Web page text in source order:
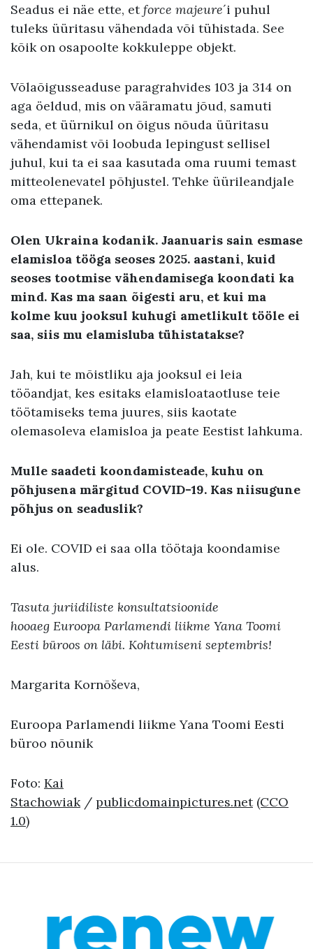
Seadus ei näe ette, etforce majeure´i puhul
tuleks üüritasu vähendada või tühistada. See
kõik on osapoolte kokkuleppe objekt.
Võlaõigusseaduse paragrahvides 103 ja 314 on
aga öeldud, mis on vääramatu jõud, samuti
seda, et üürnikul on õigus nõuda üüritasu
vähendamist või loobuda lepingust sellisel
juhul, kui ta ei saa kasutada oma ruumi temast
mitteolenevatel põhjustel. Tehke üürileandjale
oma ettepanek.
Olen Ukraina kodanik. Jaanuaris sain esmase
elamisloa tööga seoses 2025. aastani, kuid
seoses tootmise vähendamisega koondati ka
mind. Kas ma saan õigesti aru, et kui ma
kolme kuu jooksul kuhugi ametlikult tööle ei
saa, siis mu elamisluba tühistatakse?
Jah, kui te mõistliku aja jooksul ei leia
tööandjat, kes esitaks elamisloataotluse teie
töötamiseks tema juures, siis kaotate
olemasoleva elamisloa ja peate Eestist lahkuma.
Mulle saadeti koondamisteade, kuhu on
põhjusena märgitud COVID-19. Kas niisugune
põhjus on seaduslik?
Ei ole. COVID ei saa olla töötaja koondamise
alus.
Tasuta juriidiliste konsultatsioonide
hooaeg Euroopa Parlamendi liikme Yana Toomi
Eesti büroos on läbi. Kohtumiseni septembris!
Margarita Kornõševa,
Euroopa Parlamendi liikme Yana Toomi Eesti
büroo nõunik
Foto: Kai
Stachowiak/ publicdomainpictures.net (CCO
1.0)